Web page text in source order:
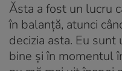
Ăsta a fost un lucru
în balanță, atunci
decizia asta. Eu
bine și în momentul